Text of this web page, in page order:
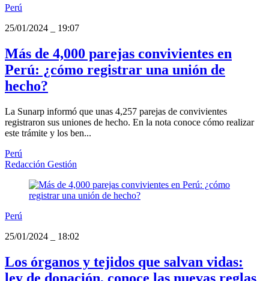
Perú
25/01/2024
19:07
Más de 4,000 parejas convivientes en
Perú: ¿cómo registrar una unión de
hecho?
La Sunarp informó que unas 4,257 parejas de convivientes
registraron sus uniones de hecho. En la nota conoce cómo realizar
este trámite y los ben...
Perú
Redacción Gestión
Perú
25/01/2024
18:02
Los órganos y tejidos que salvan vidas: